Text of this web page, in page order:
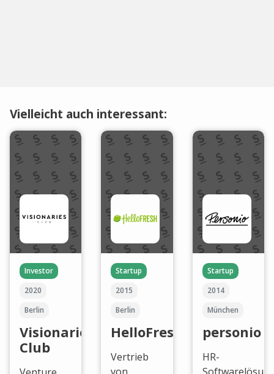
Vielleicht auch interessant:
Investor
2020
Berlin
Visionaries
Club
Startup
2015
Berlin
HelloFresh
Vertrieb
Startup
2014
München
personio
HR-